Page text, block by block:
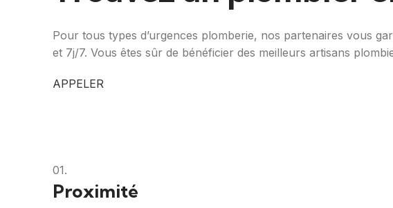
Pour tous types d’urgences plomberie, nos partenaires vous
et 7j/7. Vous êtes sûr de bénéficier des meilleurs artisans
APPELER
01.
Proximité